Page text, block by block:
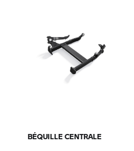
BÉQUILLE CENTRALE